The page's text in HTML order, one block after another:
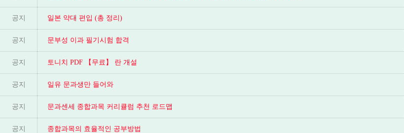
공지 일본 약대 편입 (총 정리)
공지 문부성 이과 필기시험 합격
공지 토니치 PDF 【무료】 란 개설
공지 일유 문과생만 들어와
공지 문과센세 종합과목 커리큘럼 추천 로드맵
공지 종합과목의 효율적인 공부방법